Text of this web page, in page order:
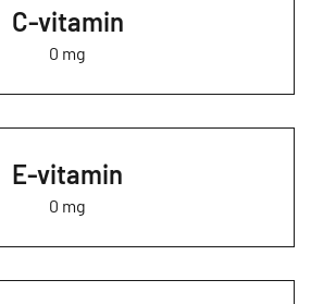
C-vitamin
0 mg
E-vitamin
0 mg